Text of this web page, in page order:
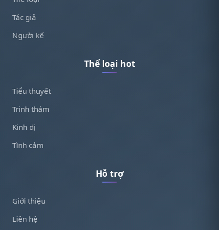
Tác giả
Người kể
Thể loại hot
Tiểu thuyết
Trinh thám
Kinh dị
Tình cảm
Hỗ trợ
Giới thiệu
Liên hệ